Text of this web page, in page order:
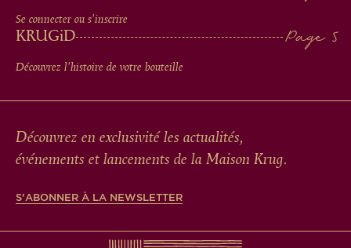
Se connecter ou s'inscrire
KRUGiD
Découvrez l'histoire de votre bouteille
Découvrez en exclusivité les actualités,
événements et lancements de la Maison Krug.
S'ABONNER À LA NEWSLETTER